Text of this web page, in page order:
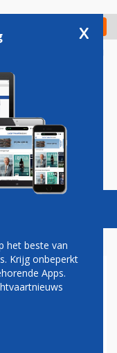
Check in
Vacatures
777-9
x
het beste van
Krijg onbeperkt
Apps.